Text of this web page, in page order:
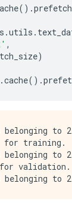
().prefetch
.utils .
,
)
.cache().
belonging to
for training.
belonging to
validation.